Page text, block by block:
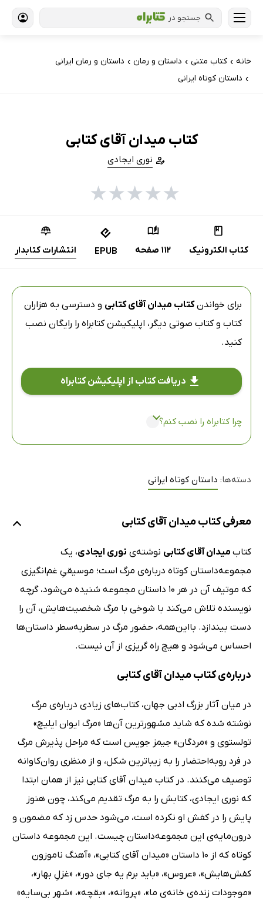
جستجو در
خانه › کتاب‌ متنی › داستان و رمان › داستان و رمان ایرانی
› داستان کوتاه ایرانی
کتاب میدان آقای کتابی
نوری ایجادی
★
★
★
★
★
کتاب الکترونیک 112 صفحه EPUB انتشارات کتابدار
برای خواندنکتاب میدان آقای کتابی و دسترسی به هزاران
کتاب و کتاب صوتی دیگر، اپلیکیشن کتابراه را رایگان نصب
کنید.
دریافت کتاب از اپلیکیشن کتابراه
چرا کتابراه را نصب کنم؟
دسته‌ها: داستان کوتاه ایرانی
معرفی کتاب میدان آقای کتابی
کتاب میدان آقای کتابی نوشته‌ی نوری ایجادی، یک
مجموعه‌داستان کوتاه درباره‌ی مرگ است؛ موسیقیِ غم‌انگیزی
که موتیف آن در هر 10 داستان مجموعه شنیده می‌شود، گرچه
نویسنده تلاش می‌کند با شوخی با مرگ شخصیت‌هایش، آن را
دست بیندازد. بااین‌همه، حضور مرگ در سطربه‌سطر داستان‌ها
احساس می‌شود و هیچ راه گریزی از آن نیست.
درباره‌ی کتاب میدان آقای کتابی
در میان آثار بزرگ ادبی جهان، کتاب‌های زیادی درباره‌ی مرگ
نوشته شده که شاید مشهورترین آن‌ها «مرگ ایوان ایلیچ»
تولستوی و «مردگان» جیمز جویس است که مراحل پذیرش مرگ
در فرد رو‌به‌احتضار را به زیباترین شکل، و از منظری روان‌کاوانه
توصیف می‌کنند. در کتاب میدان آقای کتابی نیز از همان ابتدا
که نوری ایجادی، کتابش را به مرگ تقدیم می‌کند، چون هنوز
پایش را در کفش او نکرده است، می‌شود حدس زد که مضمون و
درون‌مایه‌ی این مجموعه‌داستان چیست. این مجموعه داستان
کوتاه که از 10 داستان «میدان آقای کتابی»، «آهنگ ناموزون
کفش‌هایش»، «عروس»، «باید برم یه جای دور»، «غزلِ بهار»،
«موجودات زنده‌ی خانه‌ی ما»، «پروانه»، «بقچه»، «شهر بی‌سایه»